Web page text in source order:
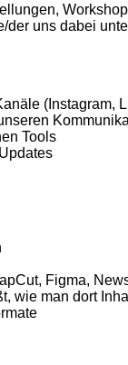
der uns dabei
(Instagram,
Tools
Figma,
wie man dort